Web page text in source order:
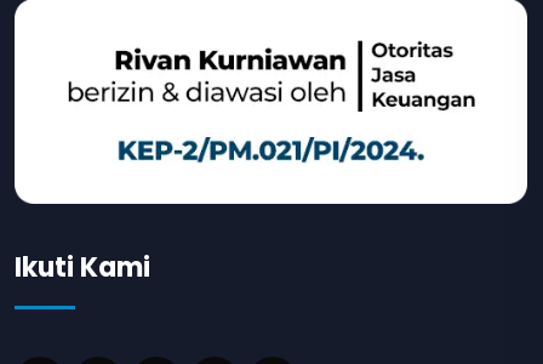
Ikuti Kami